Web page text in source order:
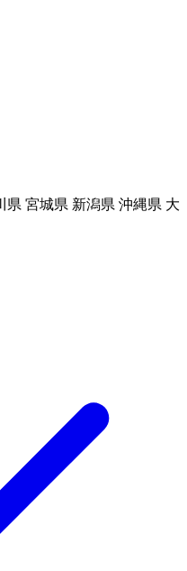
県 宮城県 新潟県 沖縄県 大